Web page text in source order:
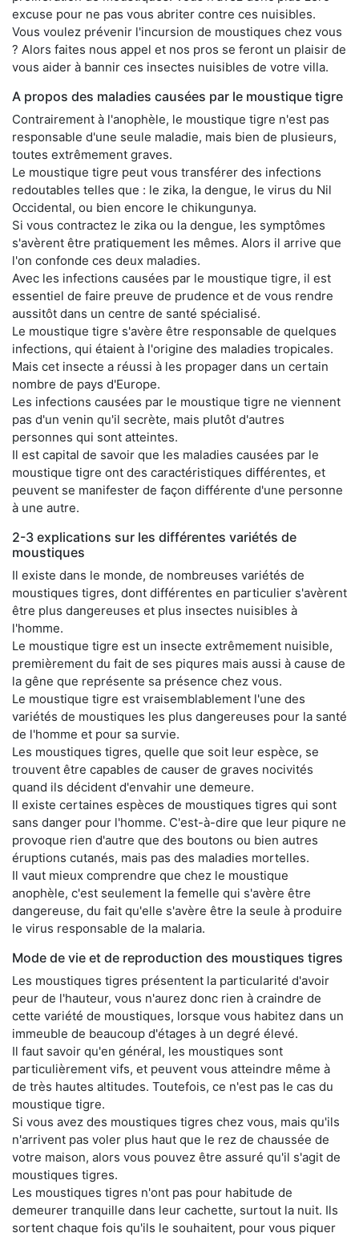
excuse pour ne pas vous abriter contre ces nuisibles.
Vous voulez prévenir l'incursion de moustiques chez vous
? Alors faites nous appel et nos pros se feront un plaisir de
vous aider à bannir ces insectes nuisibles de votre villa.
A propos des maladies causées par le moustique tigre
Contrairement à l'anophèle, le moustique tigre n'est pas
responsable d'une seule maladie, mais bien de plusieurs,
toutes extrêmement graves.
Le moustique tigre peut vous transférer des infections
redoutables telles que : le zika, la dengue, le virus du Nil
Occidental, ou bien encore le chikungunya.
Si vous contractez le zika ou la dengue, les symptômes
s'avèrent être pratiquement les mêmes. Alors il arrive que
l'on confonde ces deux maladies.
Avec les infections causées par le moustique tigre, il est
essentiel de faire preuve de prudence et de vous rendre
aussitôt dans un centre de santé spécialisé.
Le moustique tigre s'avère être responsable de quelques
infections, qui étaient à l'origine des maladies tropicales.
Mais cet insecte a réussi à les propager dans un certain
nombre de pays d'Europe.
Les infections causées par le moustique tigre ne viennent
pas d'un venin qu'il secrète, mais plutôt d'autres
personnes qui sont atteintes.
Il est capital de savoir que les maladies causées par le
moustique tigre ont des caractéristiques différentes, et
peuvent se manifester de façon différente d'une personne
à une autre.
2-3 explications sur les différentes variétés de
moustiques
Il existe dans le monde, de nombreuses variétés de
moustiques tigres, dont différentes en particulier s'avèrent
être plus dangereuses et plus insectes nuisibles à
l'homme.
Le moustique tigre est un insecte extrêmement nuisible,
premièrement du fait de ses piqures mais aussi à cause de
la gêne que représente sa présence chez vous.
Le moustique tigre est vraisemblablement l'une des
variétés de moustiques les plus dangereuses pour la santé
de l'homme et pour sa survie.
Les moustiques tigres, quelle que soit leur espèce, se
trouvent être capables de causer de graves nocivités
quand ils décident d'envahir une demeure.
Il existe certaines espèces de moustiques tigres qui sont
sans danger pour l'homme. C'est-à-dire que leur piqure ne
provoque rien d'autre que des boutons ou bien autres
éruptions cutanés, mais pas des maladies mortelles.
Il vaut mieux comprendre que chez le moustique
anophèle, c'est seulement la femelle qui s'avère être
dangereuse, du fait qu'elle s'avère être la seule à produire
le virus responsable de la malaria.
Mode de vie et de reproduction des moustiques tigres
Les moustiques tigres présentent la particularité d'avoir
peur de l'hauteur, vous n'aurez donc rien à craindre de
cette variété de moustiques, lorsque vous habitez dans un
immeuble de beaucoup d'étages à un degré élevé.
Il faut savoir qu'en général, les moustiques sont
particulièrement vifs, et peuvent vous atteindre même à
de très hautes altitudes. Toutefois, ce n'est pas le cas du
moustique tigre.
Si vous avez des moustiques tigres chez vous, mais qu'ils
n'arrivent pas voler plus haut que le rez de chaussée de
votre maison, alors vous pouvez être assuré qu'il s'agit de
moustiques tigres.
Les moustiques tigres n'ont pas pour habitude de
demeurer tranquille dans leur cachette, surtout la nuit. Ils
sortent chaque fois qu'ils le souhaitent, pour vous piquer